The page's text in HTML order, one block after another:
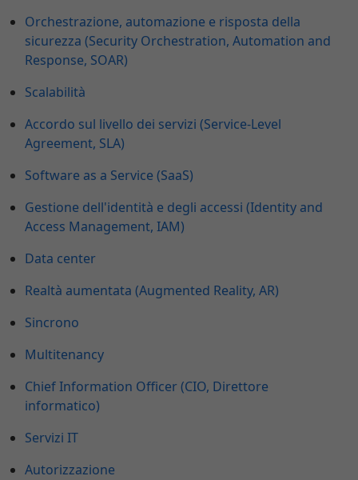
Orchestrazione, automazione e risposta della
sicurezza (Security Orchestration, Automation and
Response, SOAR)
Scalabilità
Accordo sul livello dei servizi (Service-Level
Agreement, SLA)
Software as a Service (SaaS)
Gestione dell'identità e degli accessi (Identity and
Access Management, IAM)
Data center
Realtà aumentata (Augmented Reality, AR)
Sincrono
Multitenancy
Chief Information Officer (CIO, Direttore
informatico)
Servizi IT
Autorizzazione